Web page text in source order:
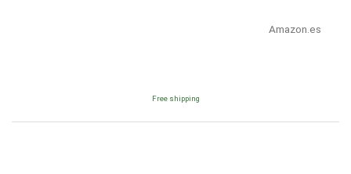
Amazon.es
Free shipping